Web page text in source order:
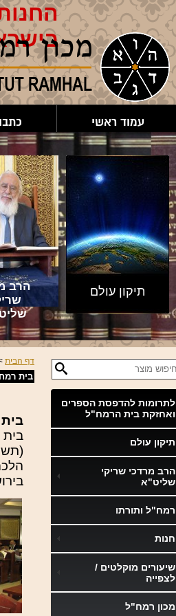
עמוד ראשי
תיקון עולם
הרב
לתרומות להדפסת הספרים
ואחזקת בית הרמח"ל
תיקון עולם
הרב מרדכי שריקי
שליט"א
רמח"ל ותורתו
חנות
שיעורים מוקלטים /
לצפייה
מכון רמח"ל
דף הבית
בית